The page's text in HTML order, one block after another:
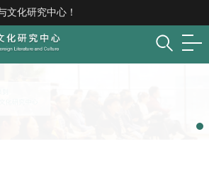
文化研究中心！